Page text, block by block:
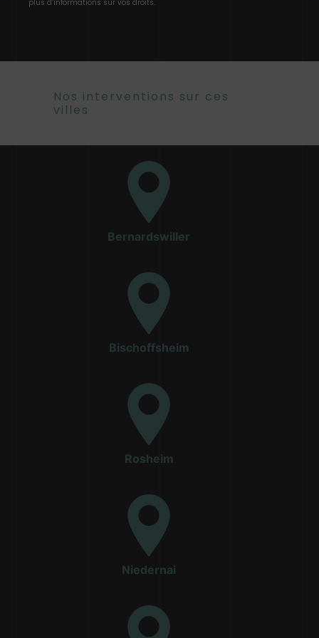
plus d’informations sur vos droits.
Nos interventions sur ces
villes
Bernardswiller
Bischoffsheim
Rosheim
Niedernai